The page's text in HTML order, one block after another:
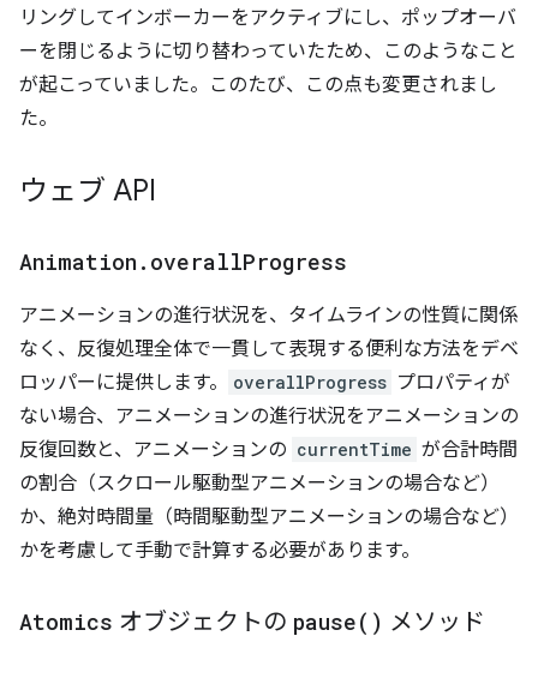
リングしてインボーカーをアクティブにし、ポップオーバ
ーを閉じるように切り替わっていたため、このようなこと
が起こっていました。このたび、この点も変更されまし
た。
ウェブ API
Animation . overallProgress
アニメーションの進行状況を、タイムラインの性質に関係
なく、反復処理全体で一貫して表現する便利な方法をデベ
ロッパーに提供します。
overallProgress プロパティが
ない場合、アニメーションの進行状況をアニメーションの
反復回数と、アニメーションの currentTime が合計時間
の割合（スクロール駆動型アニメーションの場合など）
か、絶対時間量（時間駆動型アニメーションの場合など）
かを考慮して手動で計算する必要があります。
Atomics オブジェクトの pause( ) メソッド